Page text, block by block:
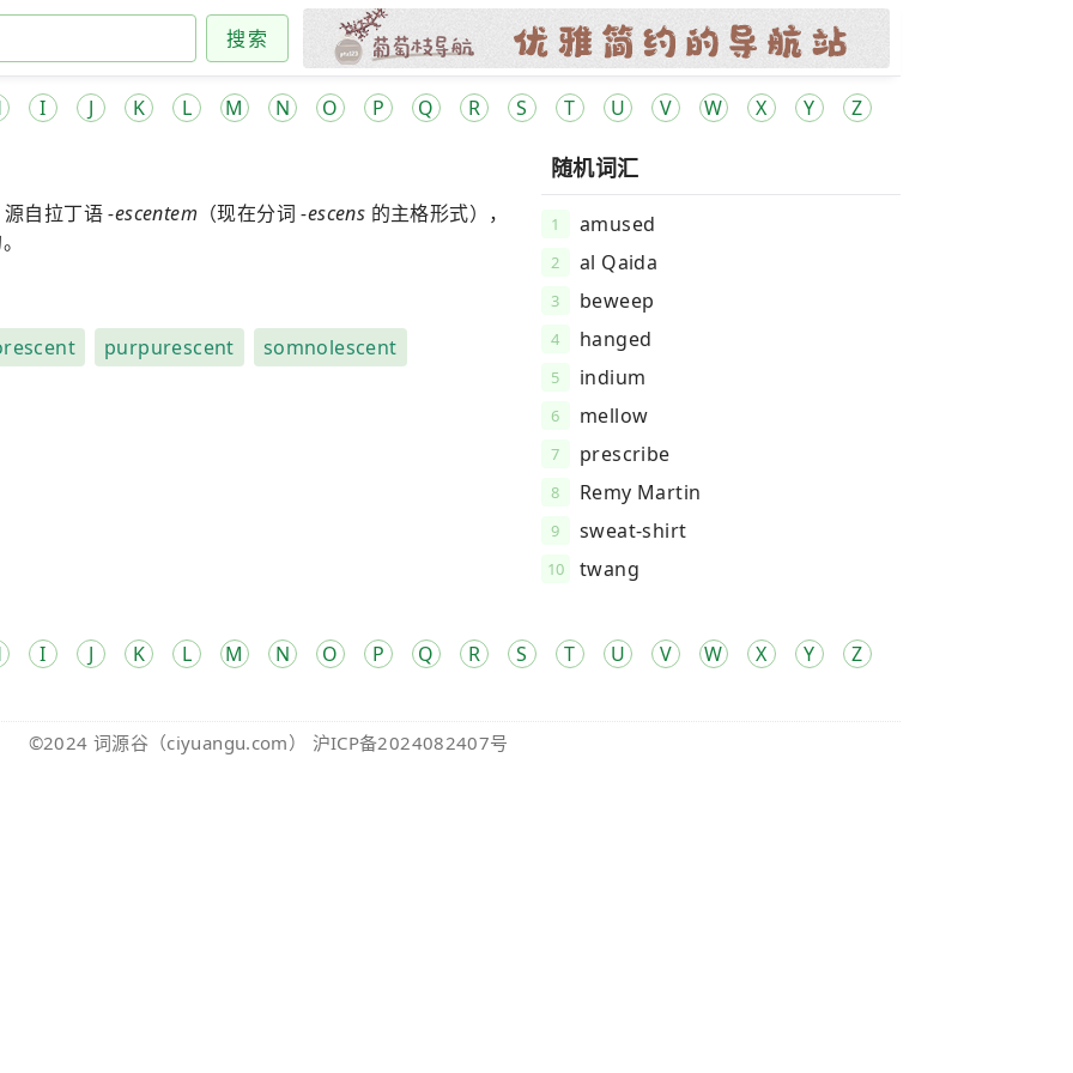
搜索
I J K L M N O P Q R S T U V W X Y Z
源自拉丁语-escentem （现在分词-escens 的主格形式），
purpurescent somnolescent
随机词汇
1 amused
2 al Qaida
3 beweep
4 hanged
5 indium
6 mellow
7 prescribe
8 Remy Martin
9 sweat-shirt
10 twang
I J K L M N O P Q R S T U V W X Y Z
©2024 词源谷 （ciyuangu.com） 沪ICP备2024082407号